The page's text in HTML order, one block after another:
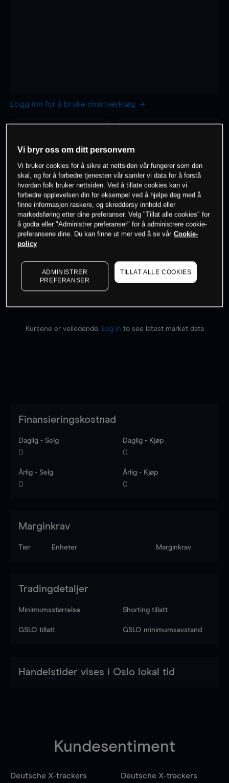
Logg inn for å bruke chartverktøy
7 dager
-
30 dager
-
0% av kunder erpå dette instrumentet
Søk om konto
Kursene er veiledende. Log in to see latest market data
Finansieringskostnad
Daglig - Selg
0
Daglig - Kjøp
0
Årlig - Selg
0
Årlig - Kjøp
0
Marginkrav
Tier Enheter Marginkrav
Tradingdetaljer
Minimumsstørrelse Shorting tillatt
GSLO tillatt GSLO minimumsavstand
Handelstider vises i Oslo lokal tid
Kundesentiment
Deutsche X-trackers Deutsche X-trackers
Vi bryr oss om ditt personvern
Vi bruker cookies for å sikre at nettsiden vår fungerer som den
skal, og for å forbedre tjenesten vår samler vi data for å forstå
hvordan folk bruker nettsiden. Ved å tillate cookies kan vi
forbedre opplevelsen din for eksempel ved å hjelpe deg med å
finne informasjon raskere, og skreddersy innhold eller
markedsføring etter dine preferanser. Velg "Tillat alle cookies" for
å godta eller "Administrer preferanser" for å administrere cookie-
preferansene dine. Du kan finne ut mer ved å se vår Cookie-
policy
ADMINISTRER
PREFERANSER
TILLAT ALLE COOKIES